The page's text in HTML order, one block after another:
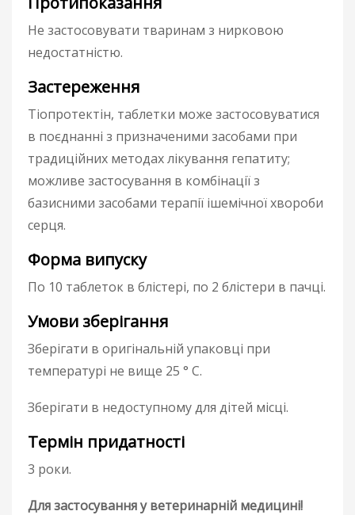
Не застосовувати тваринам з нирковою
недостатністю.
Застереження
Тіопротектін, таблетки може застосовуватися
в поєднанні з призначеними засобами при
традиційних методах лікування гепатиту;
можливе застосування в комбінації з
базисними засобами терапії ішемічної хвороби
серця.
Форма випуску
По 10 таблеток в блістері, по 2 блістери в пачці.
Умови зберігання
Зберігати в оригінальній упаковці при
температурі не вище 25 ° С.
Зберігати в недоступному для дітей місці.
Термін придатності
3 роки.
Для застосування у ветеринарній медицині!